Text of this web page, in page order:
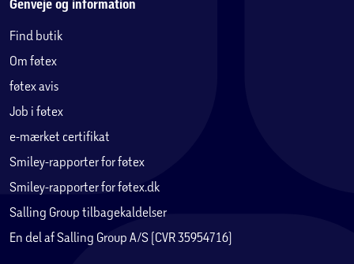
Genveje og information
Find butik
Om føtex
føtex avis
Job i føtex
e-mærket certifikat
Smiley-rapporter for føtex
Smiley-rapporter for føtex.dk
Salling Group tilbagekaldelser
En del af Salling Group A/S (CVR 35954716)